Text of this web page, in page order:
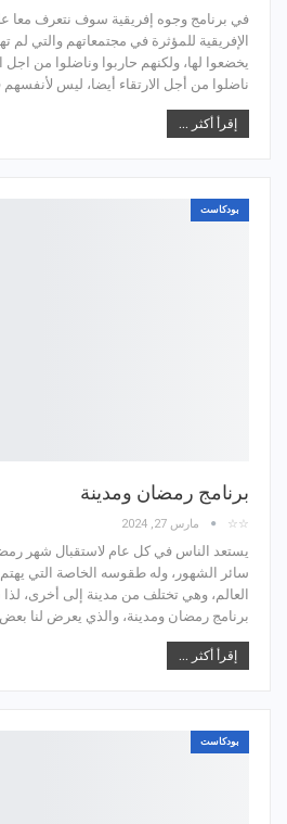
في برنامج وجوه إفريقية سوف نتعرف معا
الإفريقية للمؤثرة في مجتمعاتهم والتي
يخضعوا لها، ولكنهم حاربوا وناضلوا من
ناضلوا من أجل الارتقاء أيضا، ليس
إقرأ أكثر ...
بودكاست
برنامج رمضان ومدينة
☆☆ مارس 27, 2024
يستعد الناس في كل عام لاستقبال شهر
سائر الشهور، وله طقوسه الخاصة التي
العالم، وهي تختلف من مدينة إلى أخرى،
برنامج رمضان ومدينة، والذي يعرض لنا
إقرأ أكثر ...
بودكاست